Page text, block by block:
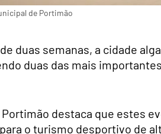
de Portimão
duas semanas, a cidade
duas das mais
Portimão destaca que estes
o turismo desportivo de